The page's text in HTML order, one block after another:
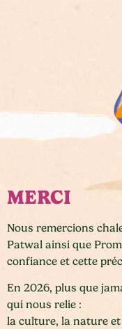
MERCI
Nous remercions
Patwal ainsi que
confiance et cette
En 2026, plus que
qui nous relie :
la culture, la nature